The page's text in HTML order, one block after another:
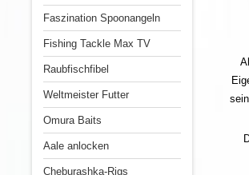
Faszination Spoonangeln
Fishing Tackle Max TV
Raubfischfibel
Weltmeister Futter
Omura Baits
Aale anlocken
Cheburashka-Rigs